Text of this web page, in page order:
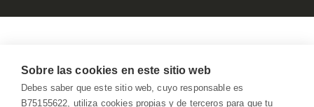
Sobre las cookies en este sitio web
Debes saber que este sitio web, cuyo responsable es
B75155622, utiliza cookies propias y de terceros para que tu